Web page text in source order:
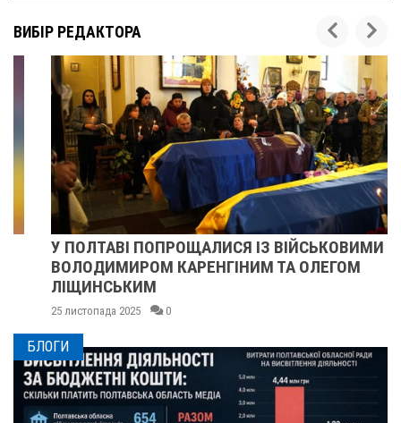
ВИБІР РЕДАКТОРА
У ПОЛТАВІ ПОПРОЩАЛИСЯ ІЗ ВІЙСЬКОВИМИ
ВОЛОДИМИРОМ КАРЕНГІНИМ ТА ОЛЕГОМ
ЛІЩИНСЬКИМ
25 листопада 2025 0
БЛОГИ